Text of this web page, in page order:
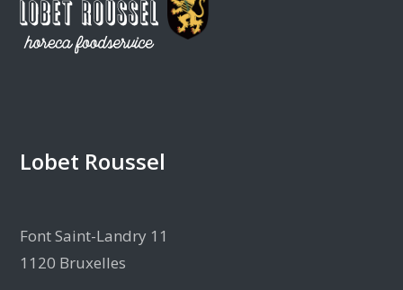
Lobet Roussel
Font Saint-Landry 11
1120 Bruxelles